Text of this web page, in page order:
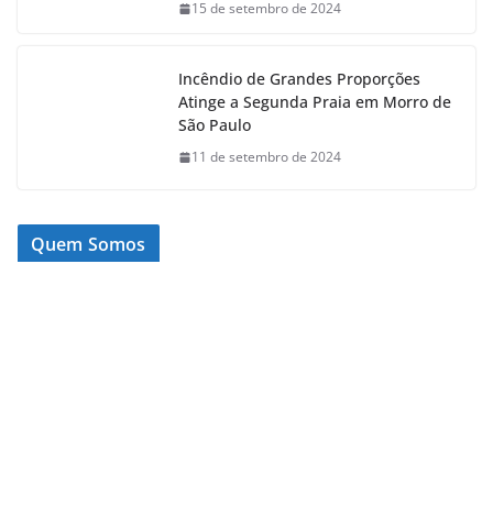
15 de setembro de 2024
Incêndio de Grandes Proporções
Atinge a Segunda Praia em Morro de
São Paulo
11 de setembro de 2024
Quem Somos